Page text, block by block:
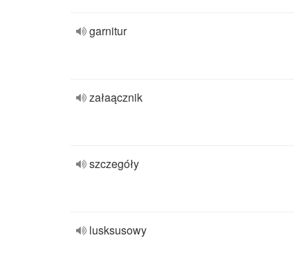
garnitur
załaącznik
szczegóły
lusksusowy